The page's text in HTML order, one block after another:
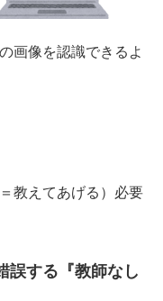
画像を認識できるよ
教えてあげる）必要
誤する『教師なし